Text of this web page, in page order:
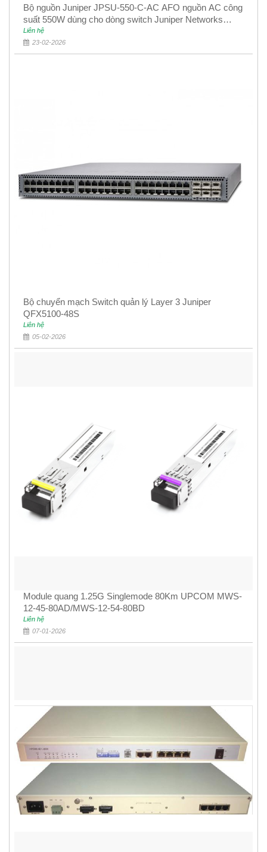
Bộ nguồn Juniper JPSU-550-C-AC AFO nguồn AC công
suất 550W dùng cho dòng switch Juniper Networks
EX4400
Liên hệ
23-02-2026
Bộ chuyển mạch Switch quản lý Layer 3 Juniper
QFX5100-48S
Liên hệ
05-02-2026
Module quang 1.25G Singlemode 80Km UPCOM MWS-
12-45-80AD/MWS-12-54-80BD
Liên hệ
07-01-2026